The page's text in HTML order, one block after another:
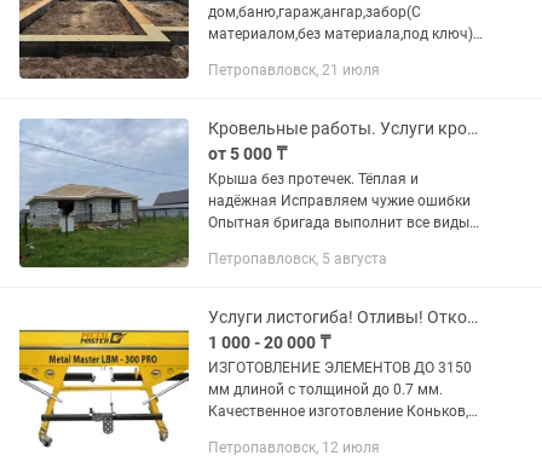
дом,баню,гараж,ангар,забор(С
материалом,без материала,под ключ)
можно заливать не только осенью,но и
Петропавловск, 21 июля
Кровельные работы. Услуги кровельщика. Крыша без протечек и переделок
от 5 000 ₸
Крыша без протечек. Тёплая и
надёжная Исправляем чужие ошибки
Опытная бригада выполнит все виды
"нуля" • Замена старого покрытия на
Петропавловск, 5 августа
Услуги листогиба! Отливы! Откосы! Уголки! Парапет! Карнизы!РАССРОЧКА!
1 000 - 20 000 ₸
ИЗГОТОВЛЕНИЕ ЭЛЕМЕНТОВ ДО 3150
мм длиной с толщиной до 0.7 мм.
Качественное изготовление Коньков,
уголков, оконных откосов, отливы,из
Петропавловск, 12 июля